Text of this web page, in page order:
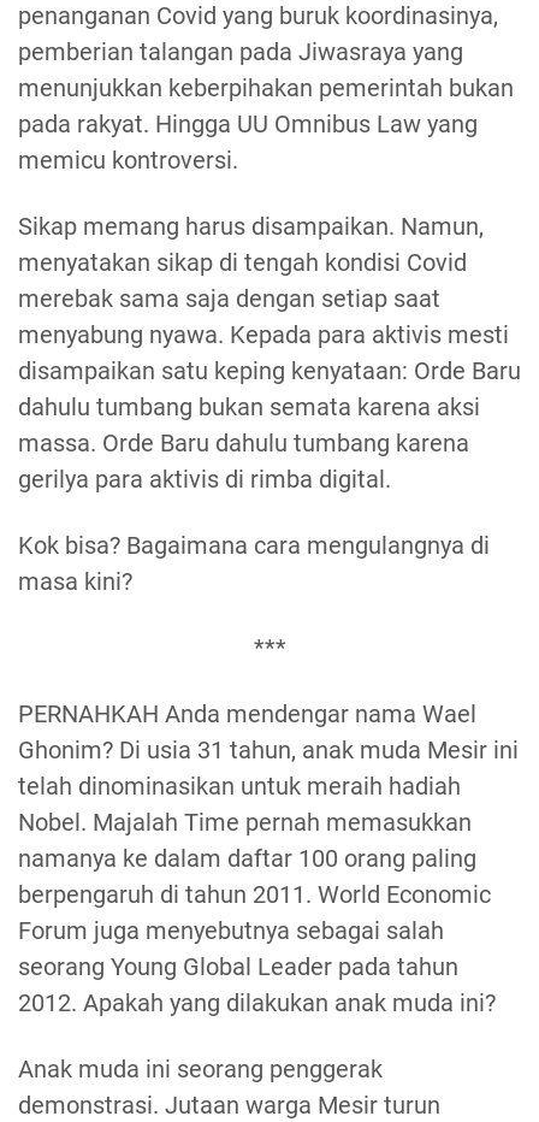
penanganan Covid yang buruk koordinasinya,
pemberian talangan pada Jiwasraya yang
menunjukkan keberpihakan pemerintah bukan
pada rakyat. Hingga UU Omnibus Law yang
memicu kontroversi.
Sikap memang harus disampaikan. Namun,
menyatakan sikap di tengah kondisi Covid
merebak sama saja dengan setiap saat
menyabung nyawa. Kepada para aktivis mesti
disampaikan satu keping kenyataan: Orde Baru
dahulu tumbang bukan semata karena aksi
massa. Orde Baru dahulu tumbang karena
gerilya para aktivis di rimba digital.
Kok bisa? Bagaimana cara mengulangnya di
masa kini?
***
PERNAHKAH Anda mendengar nama Wael
Ghonim? Di usia 31 tahun, anak muda Mesir ini
telah dinominasikan untuk meraih hadiah
Nobel. Majalah Time pernah memasukkan
namanya ke dalam daftar 100 orang paling
berpengaruh di tahun 2011. World Economic
Forum juga menyebutnya sebagai salah
seorang Young Global Leader pada tahun
2012. Apakah yang dilakukan anak muda ini?
Anak muda ini seorang penggerak
demonstrasi. Jutaan warga Mesir turun